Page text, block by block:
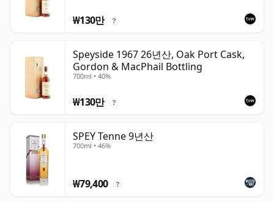
₩130만 ?
Speyside 1967 26년산, Oak Port Cask,
Gordon & MacPhail Bottling
700ml • 40%
₩130만 ?
SPEY Tenne 9년산
700ml • 46%
₩79,400 ?